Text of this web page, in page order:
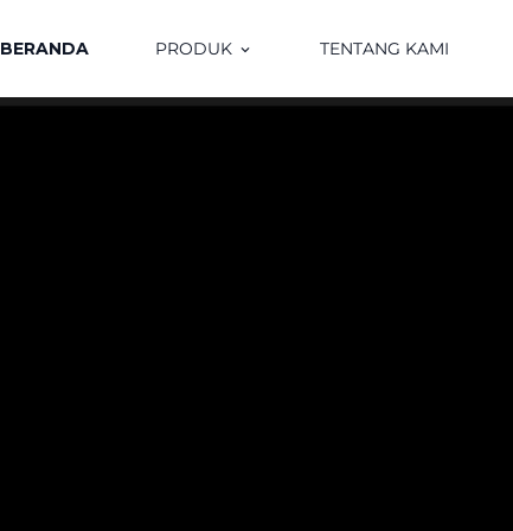
BERANDA PRODUK keyboard_arrow_down TENTANG KAMI